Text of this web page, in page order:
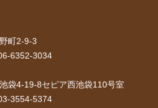
お客様の声
町2-9-3
6352-3034
袋4-19-8セピア西池袋110号室
3554-5374